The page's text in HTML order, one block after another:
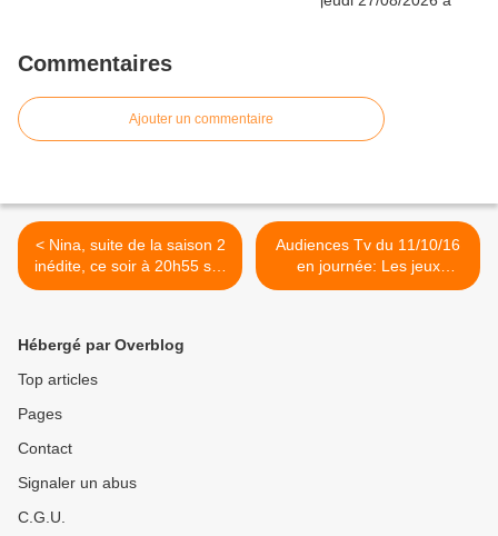
Commentaires
Ajouter un commentaire
< Nina, suite de la saison 2
inédite, ce soir à 20h55 sur
France 2
Audiences Tv du 11/10/16
en journée: Les jeux
cartonnent. Quotidien
Hébergé par Overblog
Top articles
Pages
Contact
Signaler un abus
C.G.U.